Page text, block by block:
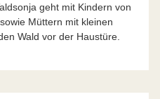
geht mit Kindern von
Müttern mit kleinen
Wald vor der Haustüre.